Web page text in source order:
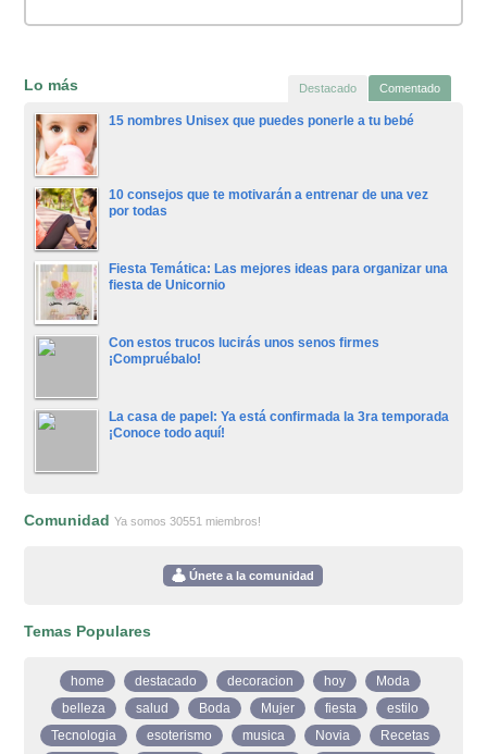
Lo más Destacado Comentado
15 nombres Unisex que puedes ponerle a tu bebé
10 consejos que te motivarán a entrenar de una vez
por todas
Fiesta Temática: Las mejores ideas para organizar una
fiesta de Unicornio
Con estos trucos lucirás unos senos firmes
¡Compruébalo!
La casa de papel: Ya está confirmada la 3ra temporada
¡Conoce todo aquí!
ComunidadYa somos 30551 miembros!
Únete a la comunidad
Temas Populares
home destacado decoracion hoy
Moda
belleza
salud Boda Mujer fiesta
estilo
Tecnologia
esoterismo musica Novia
Recetas